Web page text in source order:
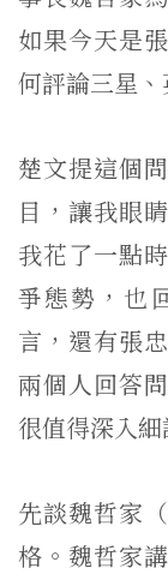
如果今天是
何評論三星
楚文提這個
目，讓我眼
我花了一點
爭態勢，也
言，還有張
兩個人回答
很值得深入細
先談魏哲家
格。魏哲家